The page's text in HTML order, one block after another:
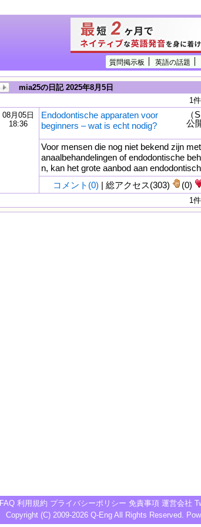
質問掲示板 英語の話題
mia25の日記 2025年8月5日
1
08月05日
18:36
Endodontische apparaten voor
beginners – wat is echt nodig?
（
公
Voor mensen die nog niet bekend zijn
anaalbehandelingen of endodontische
n, kan het grote aanbod aan
コメント(0) | 総アクセス(303) (0)
1
FAQ 利用規約 プライバシーポリシー 免責事項 運営会社
Copyright (C) 2009-2026 Q-Eng All Rights Reserved.